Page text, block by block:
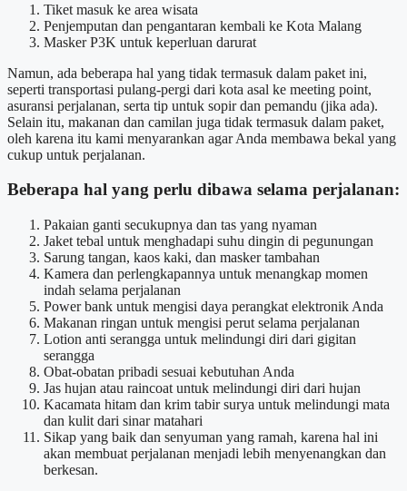
Tiket masuk ke area wisata
Penjemputan dan pengantaran kembali ke Kota Malang
Masker P3K untuk keperluan darurat
Namun, ada beberapa hal yang tidak termasuk dalam paket ini,
seperti transportasi pulang-pergi dari kota asal ke meeting point,
asuransi perjalanan, serta tip untuk sopir dan pemandu (jika ada).
Selain itu, makanan dan camilan juga tidak termasuk dalam paket,
oleh karena itu kami menyarankan agar Anda membawa bekal yang
cukup untuk perjalanan.
Beberapa hal yang perlu dibawa selama perjalanan:
Pakaian ganti secukupnya dan tas yang nyaman
Jaket tebal untuk menghadapi suhu dingin di pegunungan
Sarung tangan, kaos kaki, dan masker tambahan
Kamera dan perlengkapannya untuk menangkap momen
indah selama perjalanan
Power bank untuk mengisi daya perangkat elektronik Anda
Makanan ringan untuk mengisi perut selama perjalanan
Lotion anti serangga untuk melindungi diri dari gigitan
serangga
Obat-obatan pribadi sesuai kebutuhan Anda
Jas hujan atau raincoat untuk melindungi diri dari hujan
Kacamata hitam dan krim tabir surya untuk melindungi mata
dan kulit dari sinar matahari
Sikap yang baik dan senyuman yang ramah, karena hal ini
akan membuat perjalanan menjadi lebih menyenangkan dan
berkesan.